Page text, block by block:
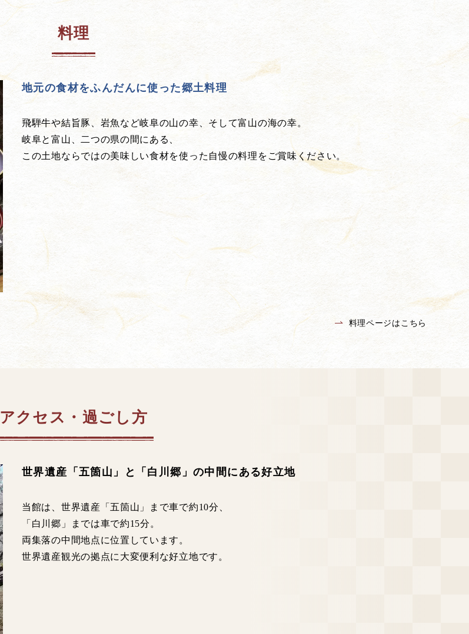
料理
地元の食材をふんだんに使った郷土料理
飛騨牛や結旨豚、岩魚など岐阜の山の幸、そして富山の海の幸。
岐阜と富山、二つの県の間にある、
この土地ならではの美味しい食材を使った自慢の料理をご賞味ください。
料理ページはこちら
アクセス・過ごし方
世界遺産「五箇山」と「白川郷」の中間にある好立地
当館は、世界遺産「五箇山」まで車で約10分、
「白川郷」までは車で約15分。
両集落の中間地点に位置しています。
世界遺産観光の拠点に大変便利な好立地です。